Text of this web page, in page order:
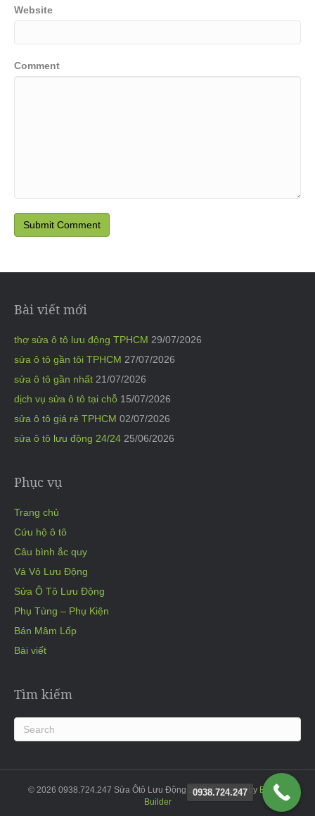
Website
Comment
Bài viết mới
thợ sửa ô tô lưu động TPHCM 29/07/2026
sửa ô tô gần tôi TPHCM 27/07/2026
sửa ô tô gần nhất 21/07/2026
dịch vụ sửa ô tô tại chỗ 15/07/2026
sửa ô tô giá rẻ TPHCM 02/07/2026
sửa ô tô lưu động 24/24 25/06/2026
Phục vụ
Trang chủ
Cứu hộ ô tô
Câu bình ắc quy
Vá Vỏ Lưu Động
Sửa Ô Tô Lưu Động
Phụ Tùng – Phụ Kiện
Bán Mâm Lốp
Bài viết
Tìm kiếm
© 2026 0938.724.247 Sửa Ôtô Lưu Động 24/7 |Powered by Beaver
Builder
0938.724.247